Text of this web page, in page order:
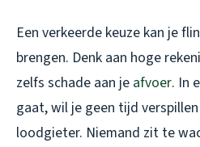
Een verkeerde keuze kan je
brengen. Denk aan hoge
zelfs schade aan je afvoer. In
gaat, wil je geen tijd
loodgieter. Niemand zit te